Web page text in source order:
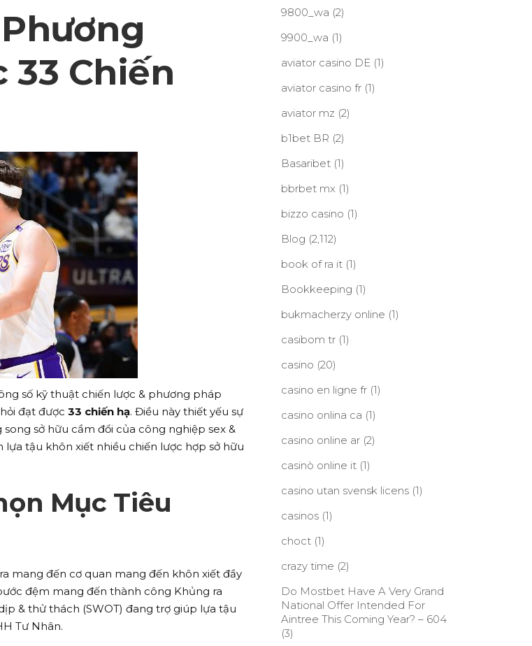
Chiến
số kỹ thuật chiến lược & phương pháp
đạt được 33 chiến hạ. Điều này thiết yếu sự
sở hữu cầm đổi của công nghiệp sex &
tậu khôn xiết nhiều chiến lược hợp sở hữu
Mục Tiêu
mang đến cơ quan mang đến khôn xiết đầy
đệm mang đến thành công Khủng ra
& thử thách (SWOT) đang trợ giúp lựa tậu
Tư Nhân.
9800_wa (2)
9900_wa (1)
aviator casino DE(1)
aviator casino fr(1)
aviator mz (2)
b1bet BR (2)
Basaribet(1)
bbrbet mx (1)
bizzo casino (1)
Blog (2,112)
book of ra it(1)
Bookkeeping (1)
bukmacherzy online (1)
casibom tr(1)
casino (20)
casino en ligne fr(1)
casino onlina ca (1)
casino online ar(2)
casinò online it(1)
casino utan svensk licens(1)
casinos(1)
choct(1)
crazy time (2)
Do Mostbet Have A Very Grand
National Offer Intended For
Aintree This Coming Year? – 604
(3)